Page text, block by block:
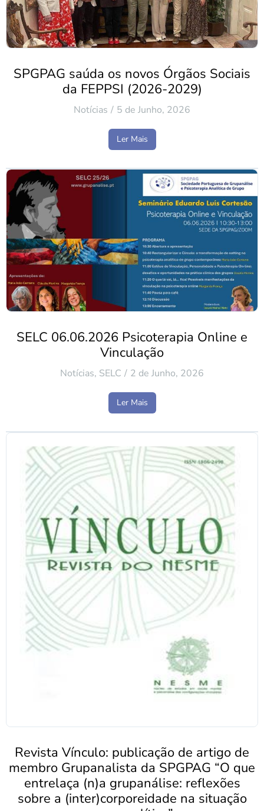
SPGPAG saúda os novos Órgãos Sociais
da FEPPSI (2026-2029)
Notícias 5 de Junho, 2026
Ler Mais
SELC 06.06.2026 Psicoterapia Online e
Vinculação
Notícias, SELC 2 de Junho, 2026
Ler Mais
Revista Vínculo: publicação de artigo de
membro Grupanalista da SPGPAG “O que
entrelaça (n)a grupanálise: reflexões
sobre a (inter)corporeidade na situação